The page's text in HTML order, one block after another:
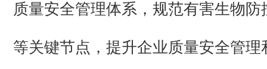
质量安全管理体系，规范有害生物防
等关键节点，提升企业质量安全管理